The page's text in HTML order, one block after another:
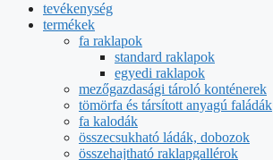
tevékenység
termékek
fa raklapok
standard raklapok
egyedi raklapok
mezőgazdasági tároló konténerek
tömörfa és társított anyagú faládák
fa kalodák
összecsukható ládák, dobozok
összehajtható raklapgallérok